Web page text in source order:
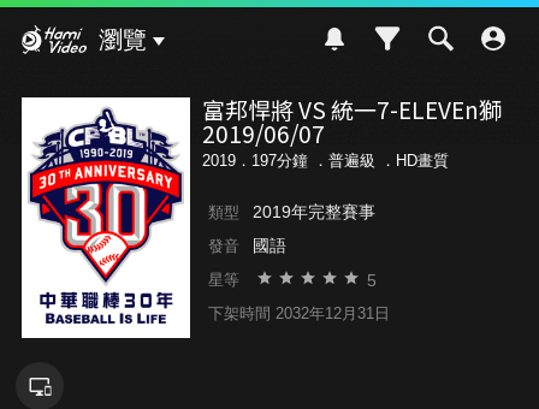
瀏覽
富邦悍將 VS 統一7-ELEVEn獅
2019/06/07
2019．197分鐘 ． 普遍級 ．HD畫質
類型 2019年完整賽事
發音 國語
星等 5
下架時間 2032年12月31日